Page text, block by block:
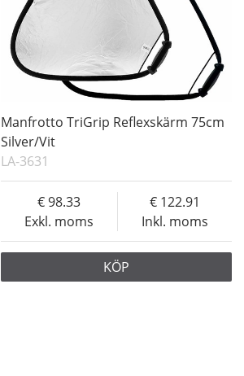
Manfrotto TriGrip Reflexskärm 75cm
Silver/Vit
LA-3631
Exkl. moms
98.33
Inkl. moms
122.91
KÖP